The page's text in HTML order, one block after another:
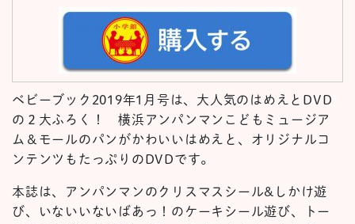
ベビーブック2019年1月号は、大人気のはめえとDVD
の２大ふろく！ 横浜アンパンマンこどもミュージア
ム＆モールのパンがかわいいはめえと、オリジナルコ
ンテンツもたっぷりのDVDです。
本誌は、アンパンマンのクリスマスシール&しかけ遊
び、いないいないばあっ！のケーキシール遊び、トー